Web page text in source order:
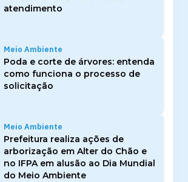
atendimento
Meio Ambiente
Poda e corte de árvores: entenda
como funciona o processo de
solicitação
Meio Ambiente
Prefeitura realiza ações de
arborização em Alter do Chão e
no IFPA em alusão ao Dia Mundial
do Meio Ambiente